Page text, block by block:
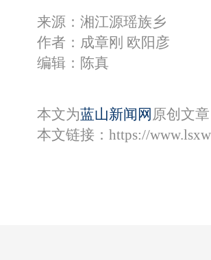
来源：湘江源瑶族乡
作者：成章刚 欧阳彦
编辑：陈真
本文为蓝山新闻网 原创文
本文链接： https://